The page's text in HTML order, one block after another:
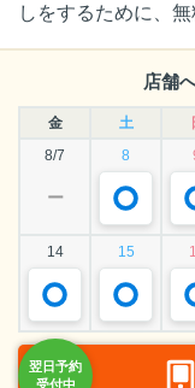
しをするために、
店舗
金 土
8/7
8
ー
14 15